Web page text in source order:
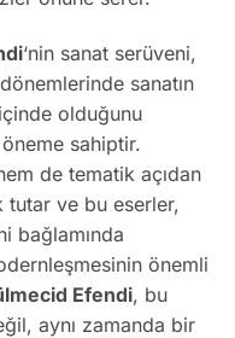
‘nin sanat serüveni,
sanatın
olduğunu
sahiptir.
de tematik açıdan
tutar ve bu eserler,
bağlamında
önemli
Efendi, bu
aynı zamanda bir